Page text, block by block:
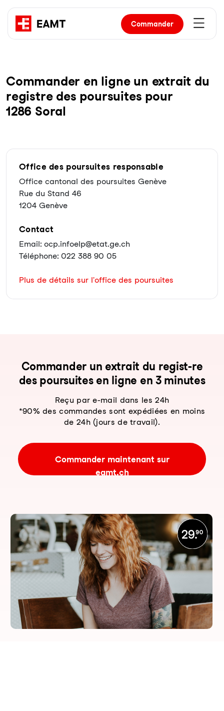
Commander
Com­man­der en li­gne un ex­trait du
re­gist­re des pour­sui­tes pour
1286 Soral
Office des poursuites responsable
Office cantonal des poursuites Genève
Rue du Stand 46
1204 Genève
Contact
Email: ocp.infoelp@etat.ge.ch
Téléphone: 022 388 90 05
Plus de détails sur l'office des poursuites
Com­man­der un ex­trait du re­gist-re
des pour­sui­tes en li­gne en 3 mi­nu­tes
Reçu par e-mail dans les 24h
*90% des commandes sont expédiées en moins
de 24h (jours de travail).
Commander maintenant sur
eamt.ch